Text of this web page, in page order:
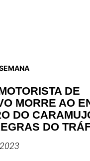
DE
MORRE AO
DO
DO